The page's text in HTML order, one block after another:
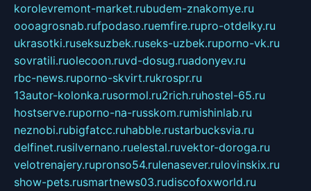
korolevremont-market.rubudem-znakomye.ru
oooagrosnab.rufpodaso.ruemfire.rupro-otdelky.ru
ukrasotki.ruseksuzbek.ruseks-uzbek.ruporno-vk.ru
sovratili.ruolecoon.ruvd-dosug.ruadonyev.ru
rbc-news.ruporno-skvirt.rukrospr.ru
13autor-kolonka.rusormol.ru2rich.ruhostel-65.ru
hostserve.ruporno-na-russkom.rumishinlab.ru
neznobi.rubigfatcc.ruhabble.rustarbucksvia.ru
delfinet.rusilvernano.ruelestal.ruvektor-doroga.ru
velotrenajery.rupronso54.rulenasever.rulovinskix.ru
show-pets.rusmartnews03.rudiscofoxworld.ru